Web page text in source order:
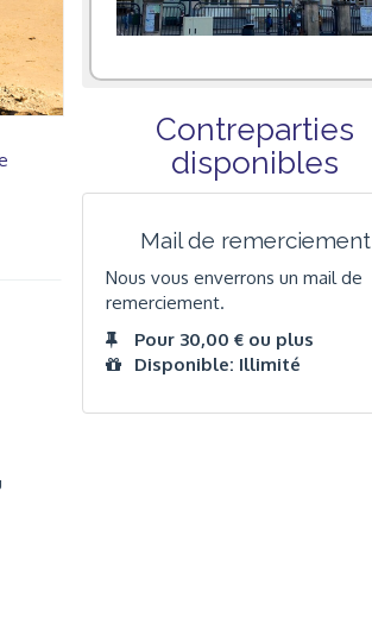
Contreparties
disponibles
Mail de remerciement
Nous vous enverrons un mail de
remerciement.
Pour 30,00 € ou plus
Disponible: Illimité